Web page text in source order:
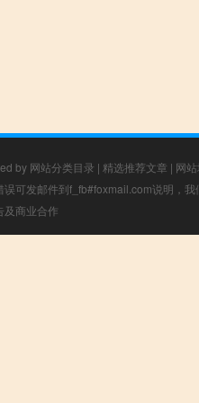
by 网站分类目录 | 精选推荐文章 | 网
可发邮件到f_fb#foxmail.com说明，
及商业合作